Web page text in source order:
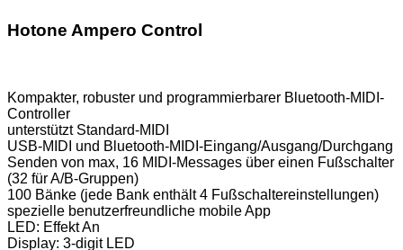
Hotone Ampero Control
Kompakter, robuster und programmierbarer Bluetooth-MIDI-
Controller
unterstützt Standard-MIDI
USB-MIDI und Bluetooth-MIDI-Eingang/Ausgang/Durchgang
Senden von max, 16 MIDI-Messages über einen Fußschalter
(32 für A/B-Gruppen)
100 Bänke (jede Bank enthält 4 Fußschaltereinstellungen)
spezielle benutzerfreundliche mobile App
LED: Effekt An
Display: 3-digit LED